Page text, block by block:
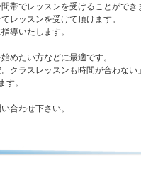
帯でレッスンを受けることができ
レッスンを受けて頂けます。
導いたします。
めたい方などに最適です。
クラスレッスンも時間が合わない
す。
合わせ下さい。